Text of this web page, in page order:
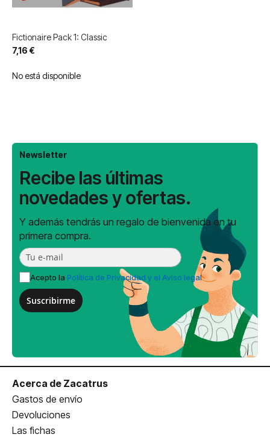
Fictionaire Pack 1: Classic
7,16 €
No está disponible
Newsletter
Recibe las últimas
novedades y ofertas.
Y además tendrás un regalo de bienvenida en tu
primera compra.
Acepto la Política de Privacidad y el Aviso legal
Suscribirme
Acerca de Zacatrus
Gastos de envío
Devoluciones
Las fichas